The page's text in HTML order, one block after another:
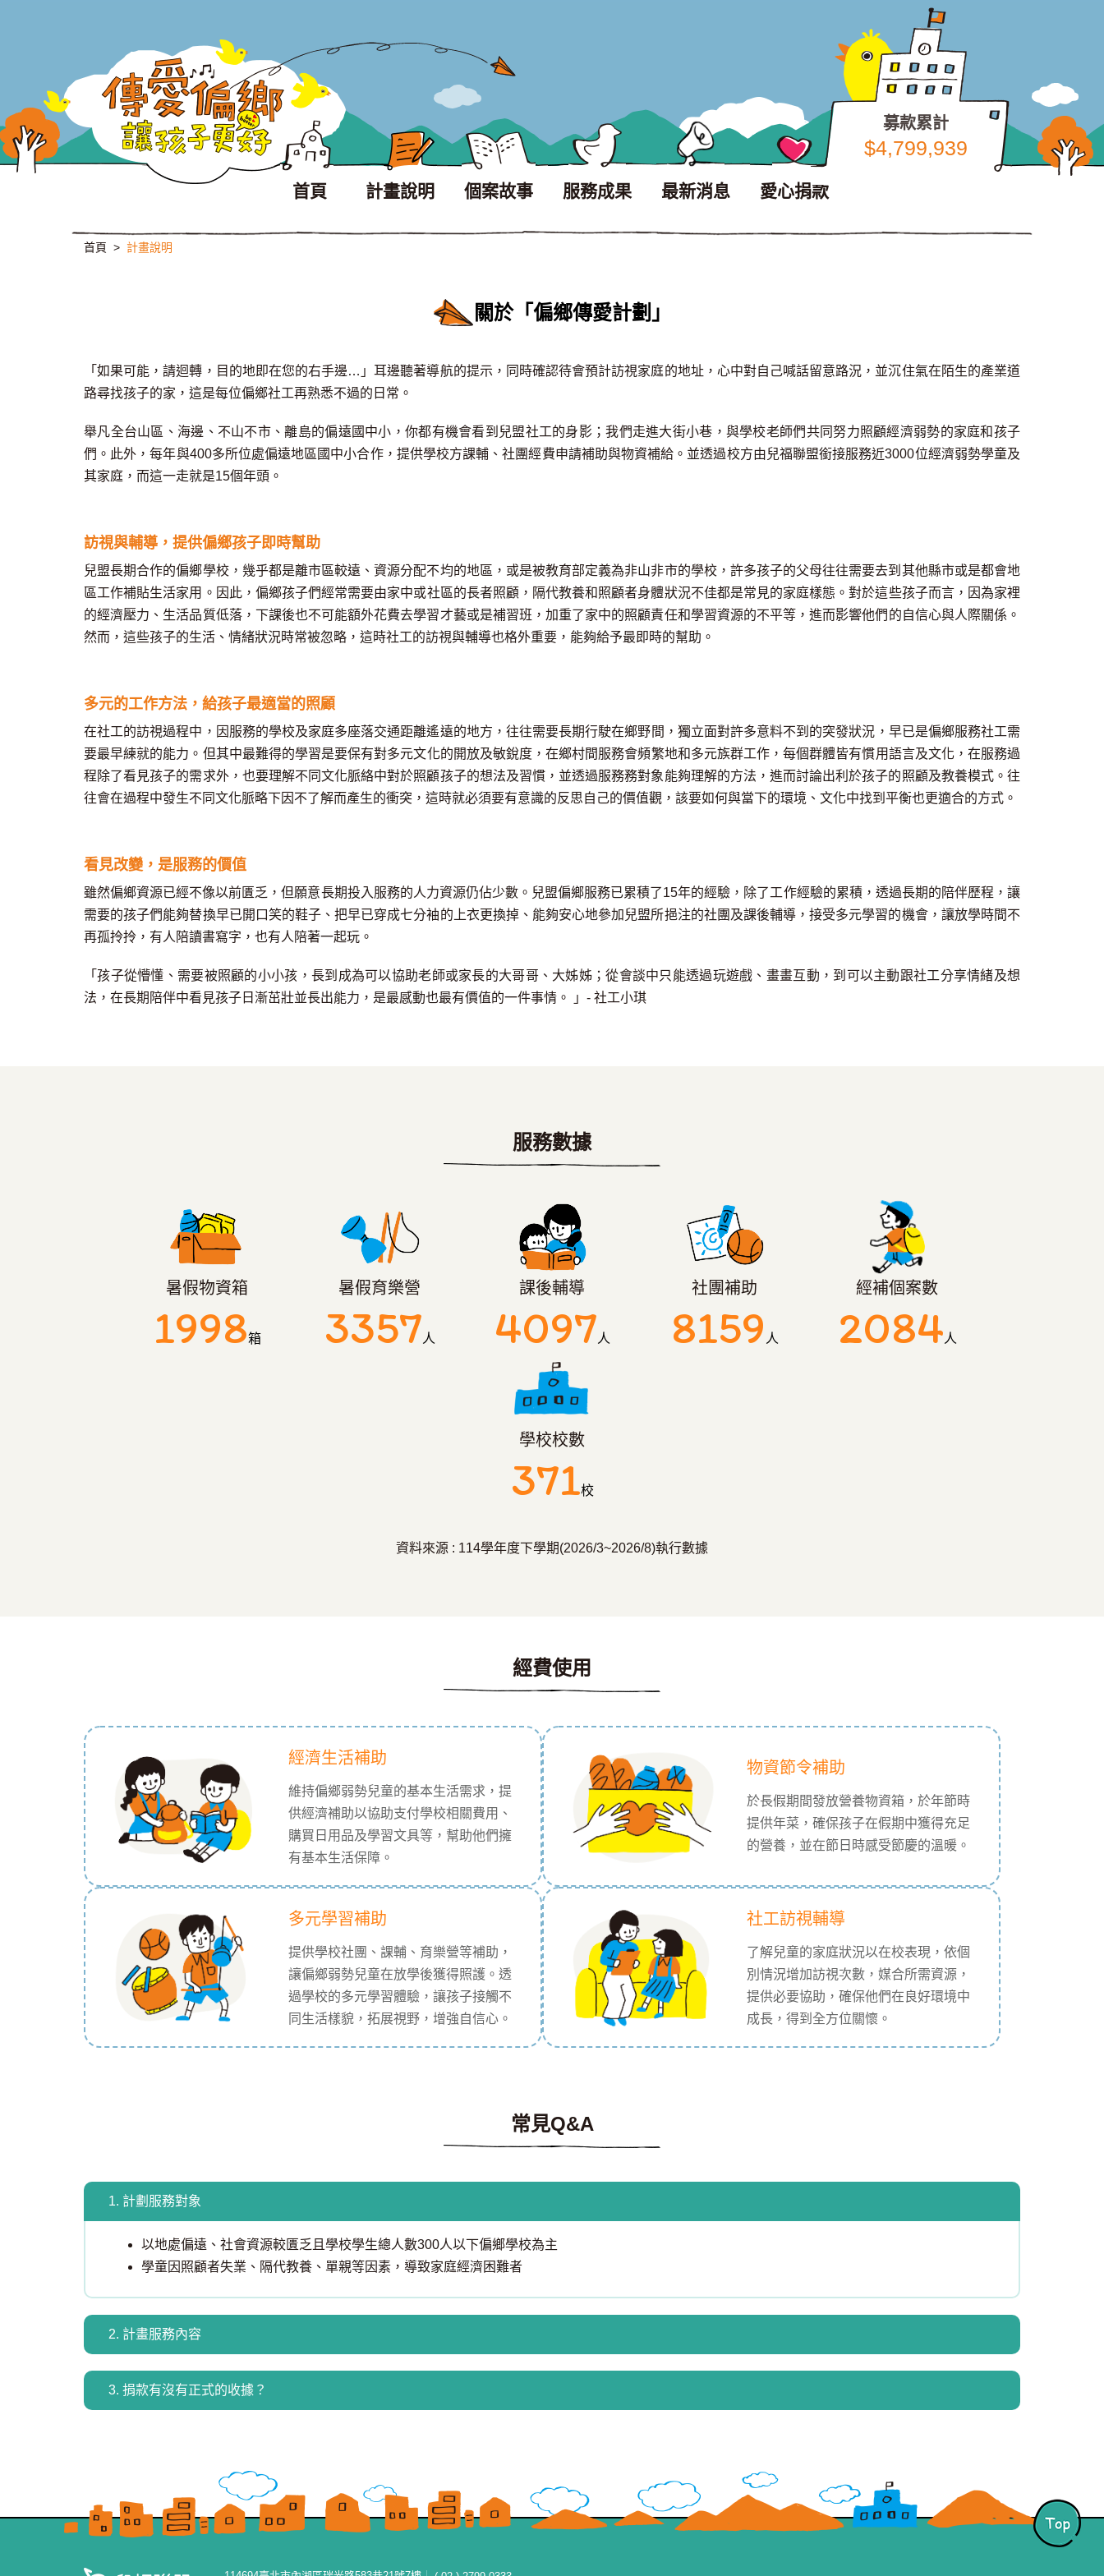
首頁 計畫說明 個案故事 服務成果 最新消息 愛心捐款
募款累計
$4,799,939
首頁 > 計畫說明
關於「偏鄉傳愛計劃」
「如果可能，請迴轉，目的地即在您的右手邊…」耳邊聽著導航的提示，同時確認待會預計訪視家庭的地址，心中對自己喊話留意路況，並沉住氣在陌生的產業道
路尋找孩子的家，這是每位偏鄉社工再熟悉不過的日常。
舉凡全台山區、海邊、不山不市、離島的偏遠國中小，你都有機會看到兒盟社工的身影；我們走進大街小巷，與學校老師們共同努力照顧經濟弱勢的家庭和孩子
們。此外，每年與400多所位處偏遠地區國中小合作，提供學校方課輔 、社團經費申請補助與物資補給。 並透過校方由兒福聯盟銜接服務近3000位經濟弱勢學童及
其家庭，而這一走就是15個年頭。
訪視與輔導，提供偏鄉孩子即時幫助
兒盟長期合作的偏鄉學校，幾乎都是離市區較遠、資源分配不均的地區，或是被教育部定義為非山非市的學校，許多孩子的父母往往需要去到 其他縣市或是都會地
區工作補貼生活家用 。 因此，偏鄉孩子們經常需要由家中或社區的長者照顧， 隔代教養和照顧者身體狀況不佳都是常見的家庭樣態 。對於這些孩子而言，因為家裡
的經濟壓力、生活品質低落， 下課後也不可能額外花費去學習才藝或是補習班，加重了家中的照顧責任和學習資源的不平等，進而影響他們的自信心與人際關係。
然而，這些孩子的生活、情緒狀況時常被忽略，這時社工的訪視與輔導也格外重要，能夠給予最即時的幫助。
多元的工作方法，給孩子最適當的照顧
在社工的訪視過程中，因 服務的學校及家庭多座落交通距離遙遠的地方 ，往往需要長期行駛在鄉野間 ， 獨立面對許多意料不到的突發狀況 ， 早已是偏鄉服務社工需
要最早練就的能力 。 但其中最難得的學習是要保有對多元文化的開放及敏銳度 ，在鄉村間服務會頻繁地和多元族群工作，每個群體皆有慣用語言及文化，在服務過
程除了看見孩子的需求外，也要理解不同文化脈絡中對於照顧孩子的想法及習慣，並透過服務務對象能夠理解的方法，進而討論出利於孩子的照顧及教養模式。往
往會在過程中發生不同文化脈略下因不了解而產生的衝突， 這時就必須要有意識的反思自己的價值觀，該要如何與當下的環境、文化中找到平衡也更適合的方式 。
看見改變，是服務的價值
雖然偏鄉資源已經不像以前匱乏，但願意長期投入服務的人力資源仍佔少數。兒盟偏鄉服務已累積了15年的經驗，除了工作經驗的累積， 透過長期的陪伴歷程，讓
需要的孩子們能夠替換早已開口笑的鞋子、把早已穿成七分袖的上衣更換掉、能夠安心地參加兒盟所挹注的社團及課後輔導 ，接受多元學習的機會，讓放學時間不
再孤拎拎，有人陪讀書寫字，也有人陪著一起玩。
「孩子從懵懂、需要被照顧的小小孩，長到成為可以協助老師或家長的大哥哥、大姊姊；從會談中只能透過玩遊戲、畫畫互動，到可以主動跟社工分享情緒及想
法，在長期陪伴中看見孩子日漸茁壯並長出能力，是最感動也最有價值的一件事情。 」- 社工小琪
服務數據
暑假物資箱
1998箱
暑假育樂營
3357人
課後輔導
4097人
社團補助
8159 人
經補個案數
2084人
學校校數
371校
資料來源 : 114學年度下學期(2026/3~2026/8)執行數據
經費使用
經濟生活補助
維持偏鄉弱勢兒童的基本生活需求，提
供經濟補助以協助支付學校相關費用、
購買日用品及學習文具等，幫助他們擁
有基本生活保障。
物資節令補助
於長假期間發放營養物資箱，於年節時
提供年菜，確保孩子在假期中獲得充足
的營養，並在節日時感受節慶的溫暖。
多元學習補助
提供學校社團、課輔、育樂營等補助，
讓偏鄉弱勢兒童在放學後獲得照護。透
過學校的多元學習體驗，讓孩子接觸不
同生活樣貌，拓展視野，增強自信心。
社工訪視輔導
了解兒童的家庭狀況以在校表現，依個
別情況增加訪視次數，媒合所需資源，
提供必要協助，確保他們在良好環境中
成長，得到全方位關懷。
常見Q&A
1. 計劃服務對象
以地處偏遠、社會資源較匱乏且學校學生總人數300人以下偏鄉學校為主
學童因照顧者失業、隔代教養、單親等因素，導致家庭經濟困難者
2. 計畫服務內容
3. 捐款有沒有正式的收據？